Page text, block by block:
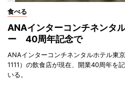
食べる
ANAインターコンチネンタ
ー 40周年記念で
ANAインターコンチネンタルホテル東
1111）の飲食店が現在、開業40周年を
いる。